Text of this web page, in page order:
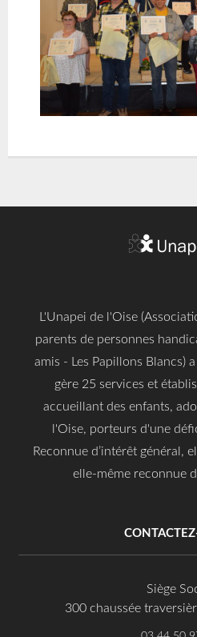
L'Unapei de l'Oise
parents de personnes
amis - Les Papillons Blancs)
gère 25 services et
accueillant des enfants,
l'Oise, porteurs d'une
Reconnue d’intérêt général,
elle-même reconnue
Siège
300 chaussée